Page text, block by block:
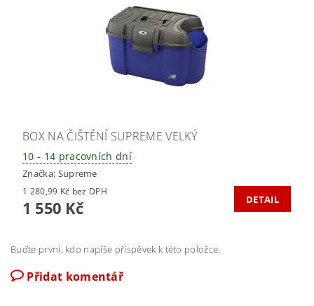
BOX NA ČIŠTĚNÍ SUPREME VELKÝ
10 - 14 pracovních dní
Značka: Supreme
1 280,99 Kč bez DPH
1 550 Kč DETAIL
Buďte první, kdo napíše příspěvek k této položce.
Přidat komentář